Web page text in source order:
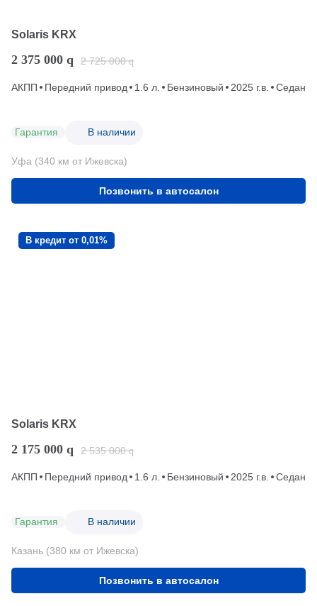
Solaris KRX
2 375 000 q 2 725 000 q
АКПП Передний привод 1.6 л. Бензиновый 2025 г.в. Седан
Гарантия В наличии
Уфа (340 км от Ижевска)
Позвонить в автосалон
В кредит от 0,01%
Solaris KRX
2 175 000 q 2 535 000 q
АКПП Передний привод 1.6 л. Бензиновый 2025 г.в. Седан
Гарантия В наличии
Казань (380 км от Ижевска)
Позвонить в автосалон